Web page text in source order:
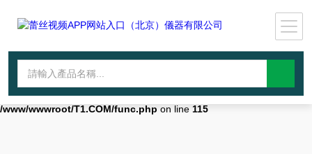
Warning: mkdir(): No space left on device in
file_put_contents(./cachefile_yuan/lantianyin.com/cache/47/aac7e/
failed to open stream: No such file or directory in
/www/wwwroot/T1.COM/func.php on line 115